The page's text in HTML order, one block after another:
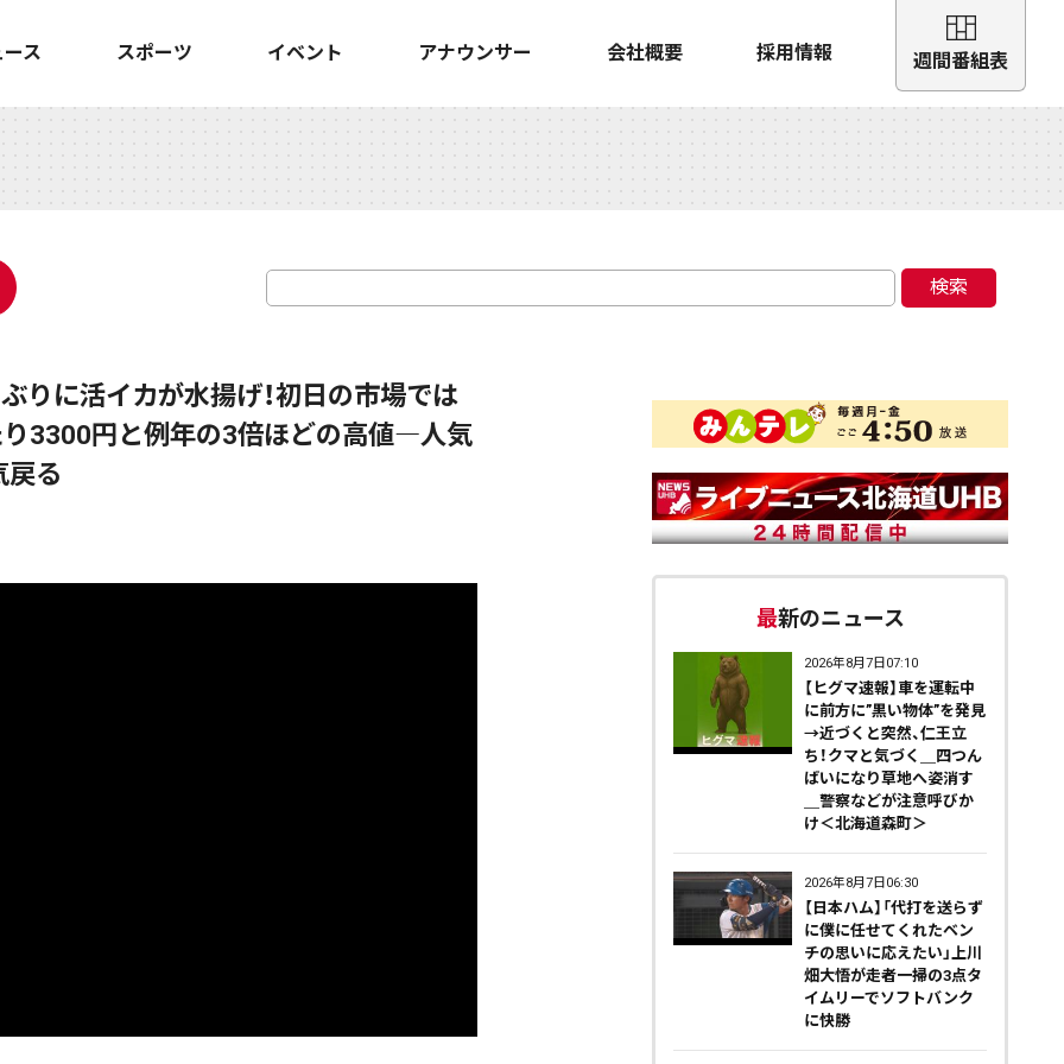
ス スポーツ イベント アナウンサー 会社概要 採用情報 週間番組表
検索
りに活イカが水揚げ！初日の市場では
3300円と例年の3倍ほどの高値―人気
戻る
最新のニュース
2026年8月7日07:10
【ヒグマ速報】車を運転中
に前方に”黒い物体”を発見
→近づくと突然、仁王立
ち！クマと気づく＿四つん
ばいになり草地へ姿消す
＿警察などが注意呼びか
け＜北海道森町＞
2026年8月7日06:30
【日本ハム】「代打を送らず
に僕に任せてくれたベン
チの思いに応えたい」上川
畑大悟が走者一掃の3点タ
イムリーでソフトバンク
に快勝